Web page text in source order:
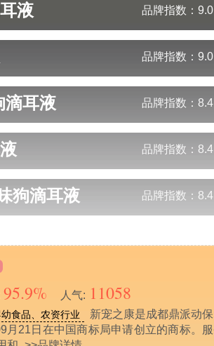
液 品牌指数： 9.0
品牌指数： 9.0
滴耳液 品牌指数： 8.4
品牌指数： 8.4
狗滴耳液 品牌指数： 8.4
95.9% 人气: 11058
食品、农资行业
新宠之康是成都鼎派动
月21日在中国商标局申请创立的商标。